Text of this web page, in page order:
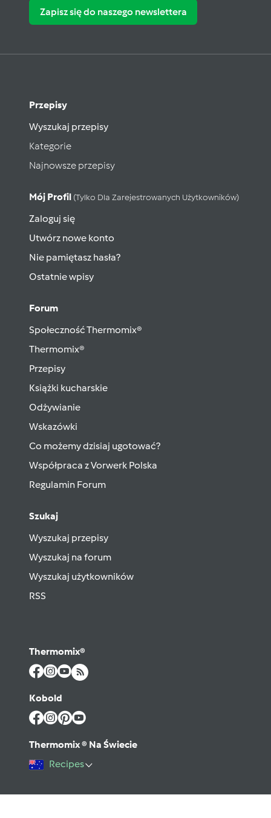
Zapisz się do naszego newslettera
Przepisy
Wyszukaj przepisy
Kategorie
Najnowsze przepisy
Mój Profil (tylko Dla Zarejestrowanych Użytkowników)
Zaloguj się
Utwórz nowe konto
Nie pamiętasz hasła?
Ostatnie wpisy
Forum
Społeczność Thermomix®
Thermomix®
Przepisy
Książki kucharskie
Odżywianie
Wskazówki
Co możemy dzisiaj ugotować?
Współpraca z Vorwerk Polska
Regulamin Forum
Szukaj
Wyszukaj przepisy
Wyszukaj na forum
Wyszukaj użytkowników
RSS
Thermomix®
Kobold
Thermomix ® Na Świecie
Recipes